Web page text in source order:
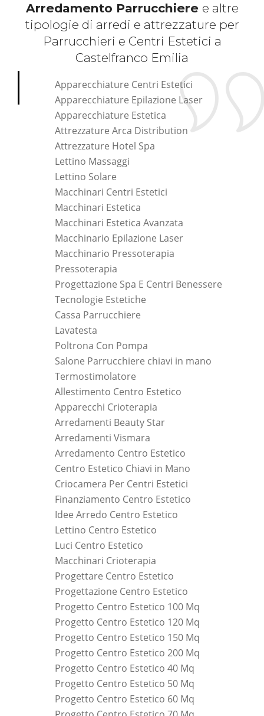
Arredamento Parrucchiere e altre
tipologie di arredi e attrezzature per
Parrucchieri e Centri Estetici a
Castelfranco Emilia
Apparecchiature Centri Estetici
Apparecchiature Epilazione Laser
Apparecchiature Estetica
Attrezzature Arca Distribution
Attrezzature Hotel Spa
Lettino Massaggi
Lettino Solare
Macchinari Centri Estetici
Macchinari Estetica
Macchinari Estetica Avanzata
Macchinario Epilazione Laser
Macchinario Pressoterapia
Pressoterapia
Progettazione Spa E Centri Benessere
Tecnologie Estetiche
Cassa Parrucchiere
Lavatesta
Poltrona Con Pompa
Salone Parrucchiere chiavi in mano
Termostimolatore
Allestimento Centro Estetico
Apparecchi Crioterapia
Arredamenti Beauty Star
Arredamenti Vismara
Arredamento Centro Estetico
Centro Estetico Chiavi in Mano
Criocamera Per Centri Estetici
Finanziamento Centro Estetico
Idee Arredo Centro Estetico
Lettino Centro Estetico
Luci Centro Estetico
Macchinari Crioterapia
Progettare Centro Estetico
Progettazione Centro Estetico
Progetto Centro Estetico 100 Mq
Progetto Centro Estetico 120 Mq
Progetto Centro Estetico 150 Mq
Progetto Centro Estetico 200 Mq
Progetto Centro Estetico 40 Mq
Progetto Centro Estetico 50 Mq
Progetto Centro Estetico 60 Mq